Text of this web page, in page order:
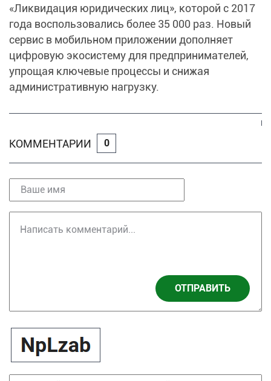
«Ликвидация юридических лиц», которой с 2017
года воспользовались более 35 000 раз. Новый
сервис в мобильном приложении дополняет
цифровую экосистему для предпринимателей,
упрощая ключевые процессы и снижая
административную нагрузку.
КОММЕНТАРИИ 0
ОТПРАВИТЬ